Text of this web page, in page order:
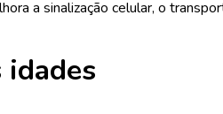
a sinalização celular, o
idades